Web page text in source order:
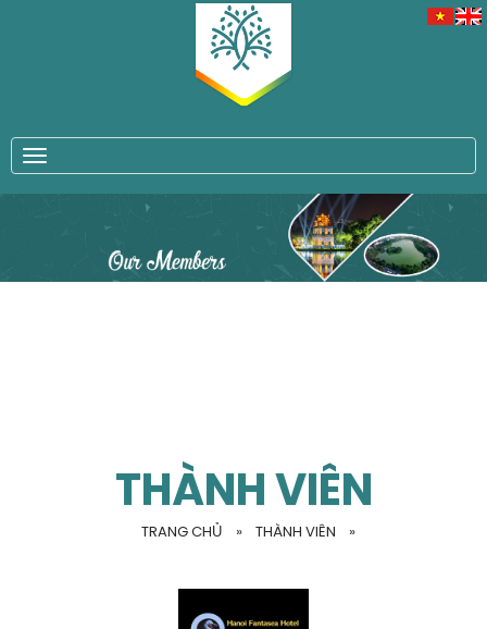
THÀNH VIÊN
TRANG CHỦ » THÀNH VIÊN »